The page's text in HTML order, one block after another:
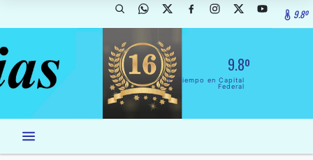
9.8º
9.8º
El Tiempo en Capital
Federal